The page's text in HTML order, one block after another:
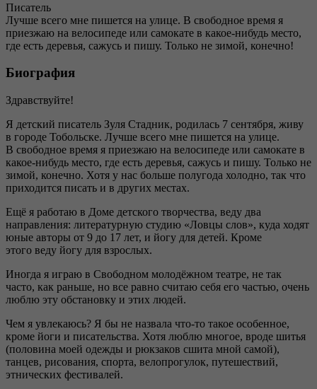
Писатель
Лучше всего мне пишется на улице. В свободное время я
приезжаю на велосипеде или самокате в какое-нибудь место,
где есть деревья, сажусь и пишу. Только не зимой, конечно!
Биография
Здравствуйте!
Я детский писатель Зуля Стадник, родилась 7 сентября, живу
в городе Тобольске. Лучше всего мне пишется на улице.
В свободное время я приезжаю на велосипеде или самокате в
какое-нибудь место, где есть деревья, сажусь и пишу. Только не
зимой, конечно. Хотя у нас больше полугода холодно, так что
приходится писать и в других местах.
Ещё я работаю в Доме детского творчества, веду два
направления: литературную студию «Ловцы слов», куда ходят
юные авторы от 9 до 17 лет, и йогу для детей. Кроме
этого веду йогу для взрослых.
Иногда я играю в Свободном молодёжном театре, не так
часто, как раньше, но все равно считаю себя его частью, очень
люблю эту обстановку и этих людей.
Чем я увлекаюсь? Я бы не назвала что-то такое особенное,
кроме йоги и писательства. Хотя люблю многое, вроде шитья
(половина моей одежды и рюкзаков сшита мной самой),
танцев, рисования, спорта, велопрогулок, путешествий,
этнических фестивалей.